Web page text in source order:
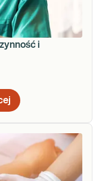
i